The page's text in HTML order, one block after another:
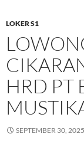
LOKER S1
HRD PT
SEPTEMBER 30, 2025